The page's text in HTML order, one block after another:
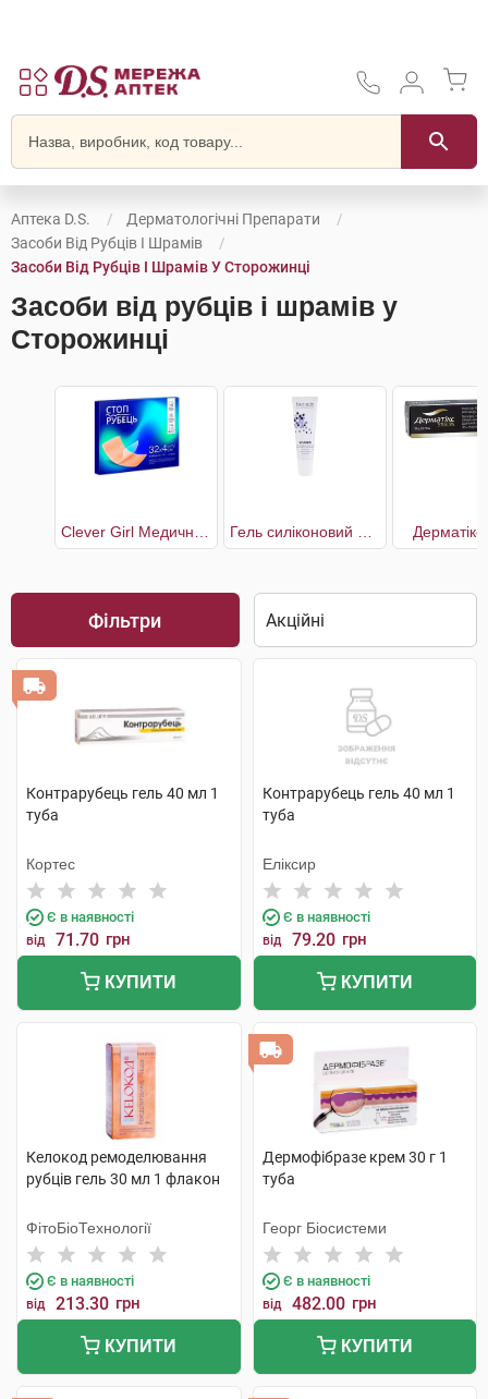
Аптека D.S.
Дерматологічні Препарати
Засоби Від Рубців І Шрамів
Засоби Від Рубців І Шрамів У Сторожинці
Засоби від рубців і шрамів у
Сторожинці
Фільтри
Контрарубець гель 40 мл 1
туба
Кортес
Є в наявності
від 71.70 грн
КУПИТИ
Контрарубець гель 40 мл 1
туба
Еліксир
Є в наявності
від 79.20 грн
КУПИТИ
Келокод ремоделювання
рубців гель 30 мл 1 флакон
ФітоБіоТехнології
Є в наявності
від 213.30 грн
КУПИТИ
Дермофібразе крем 30 г 1
туба
Георг Біосистеми
Є в наявності
від 482.00 грн
КУПИТИ